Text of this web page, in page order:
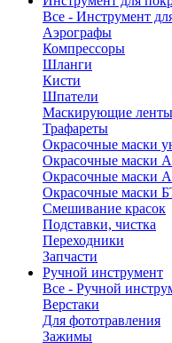
Все - Инструмент
Аэрографы
Компрессоры
Шланги
Кисти
Шпатели
Маскирующие ленты
Трафареты
Окрасочные маски
Окрасочные маски
Окрасочные маски
Окрасочные маски
Смешивание красок
Подставки, чистка
Переходники
Запчасти
Ручной инструмент
Все - Ручной
Верстаки
Для фототравления
Зажимы